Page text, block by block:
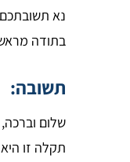
נא
בתודה
תשובה:
שלום וברכה,
תקלה זו